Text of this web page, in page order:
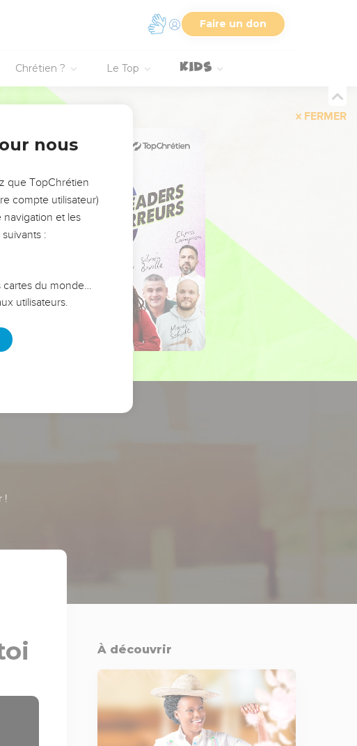
Faire un don
Chrétien ? Le Top
FERMER
!
À découvrir
nous
que TopChrétien
compte utilisateur)
et les
:
cartes du monde…
utilisateurs.